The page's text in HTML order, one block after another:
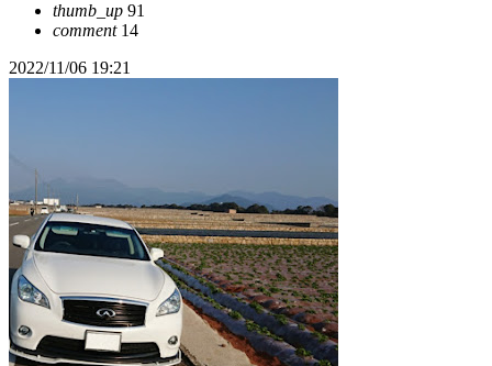
thumb_up 91
comment14
2022/11/06 19:21